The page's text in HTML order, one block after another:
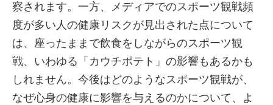
察されます。一方、メディアでのスポーツ観戦頻
度が多い人の健康リスクが見出された点について
は、座ったままで飲食をしながらのスポーツ観
戦、いわゆる「カウチポテト」の影響もあるかも
しれません。今後はどのようなスポーツ観戦が、
なぜ心身の健康に影響を与えるのかについて、よ